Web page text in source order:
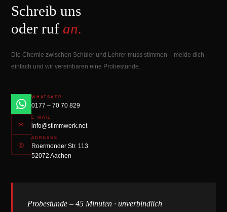
Schreib uns
oder ruf an.
Die Chemie zwischen Schüler und Lehrer muss stimmen – melde dich
einfach und wir vereinbaren eine Probestunde.
WHATSAPP
0177 – 70 70 829
✉
E-MAIL
info@stimmwerk.net
◎
ADRESSE
Roermonder Str. 113
52072 Aachen
Probestunde – 45 Minuten · unverbindlich